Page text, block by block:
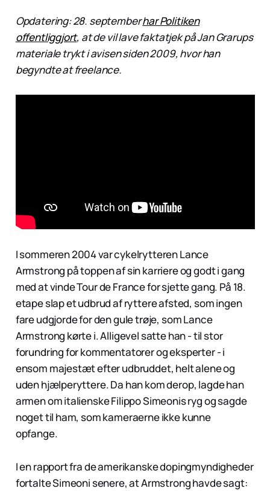
Opdatering: 28. septemberhar Politiken
offentliggjort, at de vil lave faktatjek på Jan Grarups
materiale trykt i avisen siden 2009, hvor han
begyndte at freelance.
I sommeren 2004 var cykelrytteren Lance
Armstrong på toppen af sin karriere og godt i gang
med at vinde Tour de France for sjette gang. På 18.
etape slap et udbrud af ryttere afsted, som ingen
fare udgjorde for den gule trøje, som Lance
Armstrong kørte i. Alligevel satte han - til stor
forundring for kommentatorer og eksperter - i
ensom majestæt efter udbruddet, helt alene og
uden hjælperyttere. Da han kom derop, lagde han
armen om italienske Filippo Simeonis ryg og sagde
noget til ham, som kameraerne ikke kunne
opfange.
I en rapport fra de amerikanske dopingmyndigheder
fortalte Simeoni senere, at Armstrong havde sagt: